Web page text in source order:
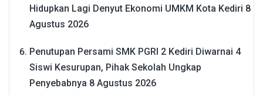
Hidupkan Lagi Denyut Ekonomi UMKM Kota Kediri 8
Agustus 2026
Penutupan Persami SMK PGRI 2 Kediri Diwarnai 4
Siswi Kesurupan, Pihak Sekolah Ungkap
Penyebabnya 8 Agustus 2026